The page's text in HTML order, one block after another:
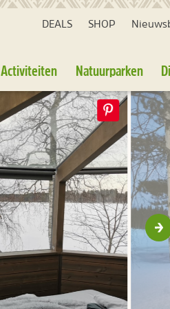
DEALS SHOP
Activiteiten Natuurparken